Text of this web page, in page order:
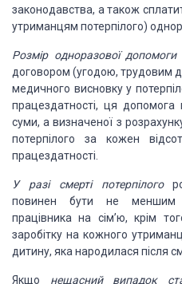
законодавства, а також
утриманцям потерпілого)
Розмір одноразової допомоги
договором (угодою, трудовим
медичного висновку у
працездатності, ця
суми, а визначеної з
потерпілого за кожен
працездатності.
У разі смерті потерпілого
повинен бути не меншим
працівника на сім’ю, крім
заробітку на кожного
дитину, яка народилася після
Якщо нещасний випадок